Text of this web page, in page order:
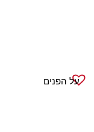
על הפנים